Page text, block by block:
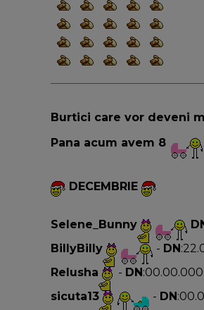
Burtici care vor deveni
Pana acum avem 8
DECEMBRIE
Selene_Bunny
BillyBilly
- DN
Relusha
- DN
sicuta13
- DN